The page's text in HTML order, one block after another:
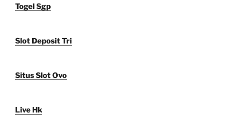
Togel Sgp
Slot Deposit Tri
Situs Slot Ovo
Live Hk